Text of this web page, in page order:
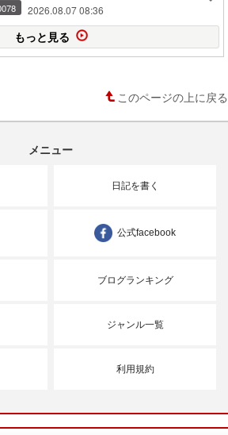
2026.08.07 08:36
もっと見る
このページの上に戻る
メニュー
日記を書く
公式facebook
ブログランキング
ジャンル一覧
利用規約